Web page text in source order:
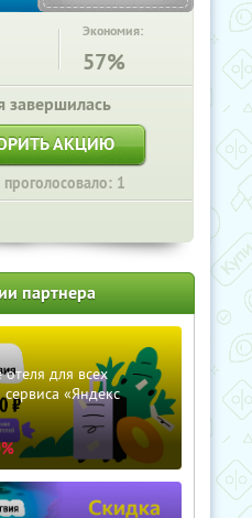
Экономия:
57%
завершилась
АКЦИЮ
1
партнера
для всех
сервиса «Яндекс